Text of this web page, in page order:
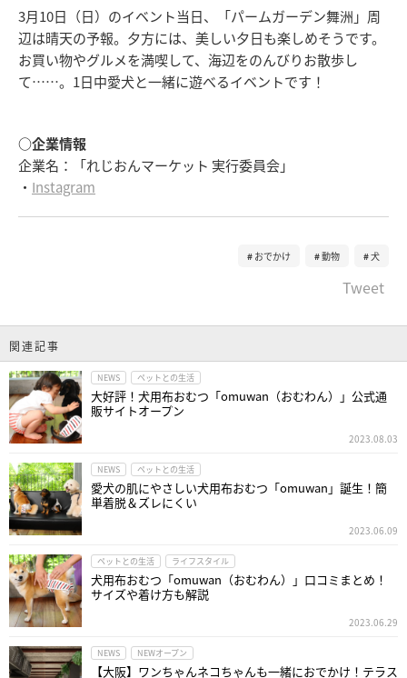
3月10日（日）のイベント当日、「パームガーデン舞洲」周
辺は晴天の予報。夕方には、美しい夕日も楽しめそうです。
お買い物やグルメを満喫して、海辺をのんびりお散歩し
て……。1日中愛犬と一緒に遊べるイベントです！
○企業情報
企業名：「れじおんマーケット 実行委員会」
・ Instagram
おでかけ 動物 犬
Tweet
関連記事
NEWS ペットとの生活
大好評！犬用布おむつ「omuwan（おむわん）」公式通
販サイトオープン
2023.08.03
NEWS ペットとの生活
愛犬の肌にやさしい犬用布おむつ「omuwan」誕生！簡
単着脱＆ズレにくい
2023.06.09
ペットとの生活 ライフスタイル
犬用布おむつ「omuwan（おむわん）」口コミまとめ！
サイズや着け方も解説
2023.06.29
NEWS NEWオープン
【大阪】ワンちゃんネコちゃんも一緒におでかけ！テラス